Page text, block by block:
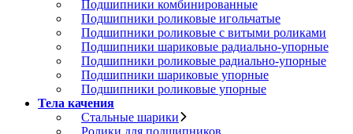
Подшипники комбинированные
Подшипники роликовые игольчатые
Подшипники роликовые с витыми роликами
Подшипники шариковые радиально-упорные
Подшипники роликовые радиально-упорные
Подшипники шариковые упорные
Подшипники роликовые упорные
Тела качения
Стальные шарики
Ролики для подшипников